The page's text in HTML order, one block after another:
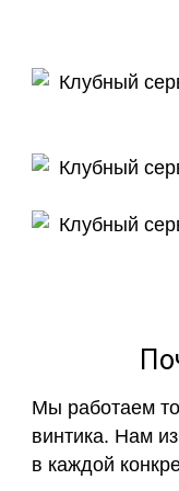
Мы работаем
винтика. Нам
в каждой